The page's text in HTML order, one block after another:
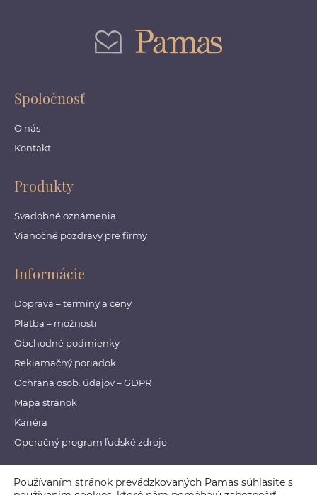
Spoločnosť
O nás
Kontakt
Produkty
Svadobné oznámenia
Vianočné pozdravy pre firmy
Informácie
Doprava – termíny a ceny
Platba – možnosti
Obchodné podmienky
Reklamačný poriadok
Ochrana osob. údajov – GDPR
Mapa stránok
Kariéra
Operačný program ľudské zdroje
© 2018 Pamas. All Rights Reserved.
Používaním stránok prevádzkovaných Pamas súhlasite s